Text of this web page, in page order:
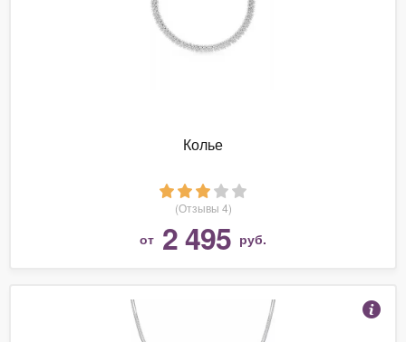
Колье
(Отзывы 4)
от 2 495 руб.